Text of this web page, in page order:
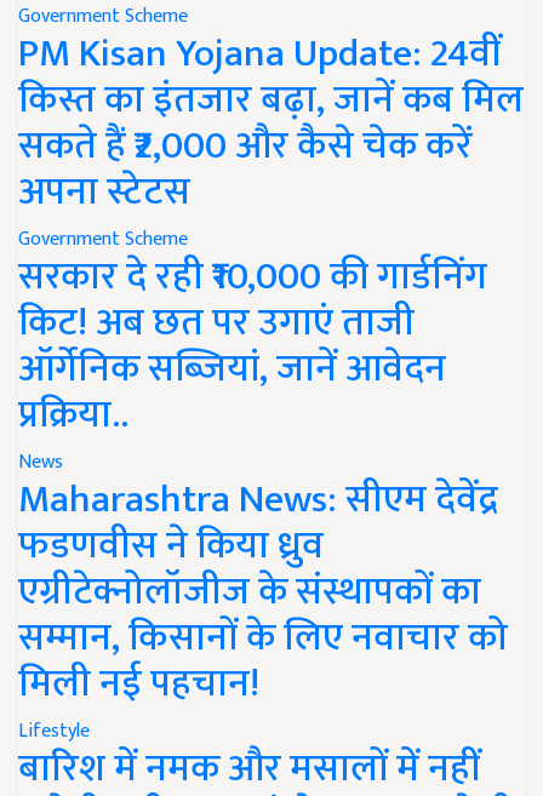
Government Scheme
PM Kisan Yojana Update: 24वीं
किस्त का इंतजार बढ़ा, जानें कब मिल
सकते हैं ₹2,000 और कैसे चेक करें
अपना स्टेटस
Government Scheme
सरकार दे रही ₹10,000 की गार्डनिंग
किट! अब छत पर उगाएं ताजी
ऑर्गेनिक सब्जियां, जानें आवेदन
प्रक्रिया..
News
Maharashtra News: सीएम देवेंद्र
फडणवीस ने किया ध्रुव
एग्रीटेक्नोलॉजीज के संस्थापकों का
सम्मान, किसानों के लिए नवाचार को
मिली नई पहचान!
Lifestyle
बारिश में नमक और मसालों में नहीं